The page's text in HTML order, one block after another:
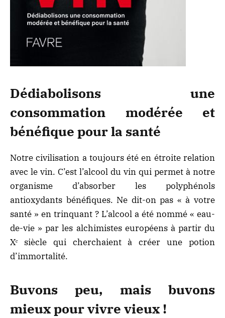
Dédiabolisons une
consommation modérée et
bénéfique pour la santé
Notre civilisation a toujours été en étroite relation
avec le vin. C’est l’alcool du vin qui permet à notre
organisme d’absorber les polyphénols
antioxydants bénéfiques. Ne dit-on pas « à votre
santé » en trinquant ? L’alcool a été nommé « eau-
de-vie » par les alchimistes européens à partir du
Xᵉ siècle qui cherchaient à créer une potion
d’immortalité.
Buvons peu, mais buvons
mieux pour vivre vieux !